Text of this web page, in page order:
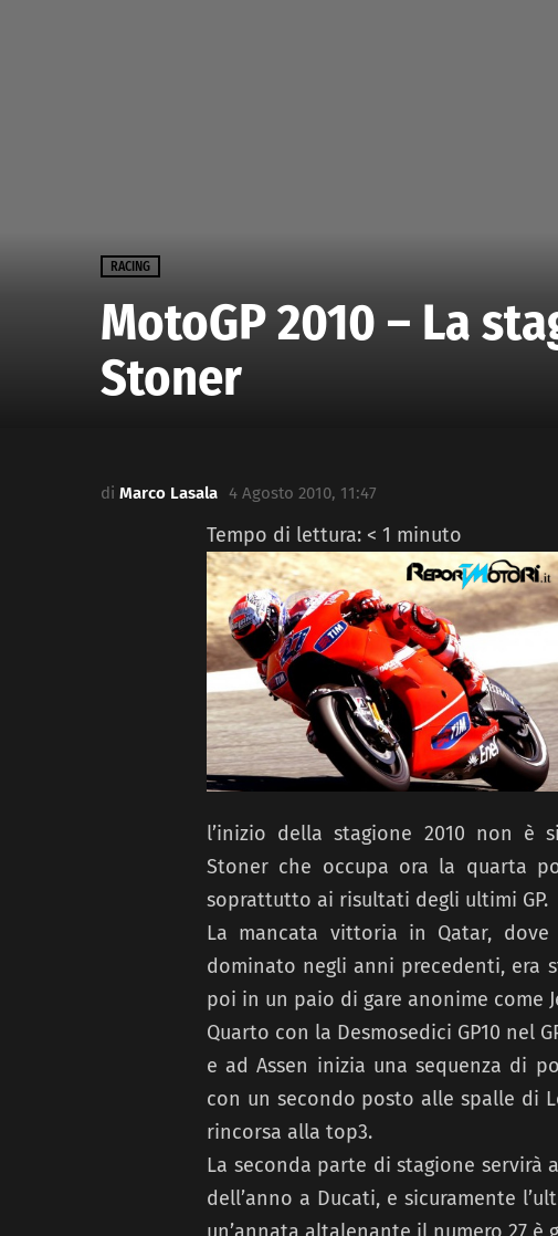
RACING
MotoGP 2010 – La
Stoner
di Marco Lasala 4 Agosto 2010, 11:47
Tempo di lettura: < 1 minuto
l’inizio della stagione 2010 non è
Stoner che occupa ora la quarta
soprattutto ai risultati degli ultimi GP.
La mancata vittoria in Qatar, dove
dominato negli anni precedenti, era
poi in un paio di gare anonime come
Quarto con la Desmosedici GP10 nel
e ad Assen inizia una sequenza di
con un secondo posto alle spalle di
rincorsa alla top3.
La seconda parte di stagione servirà
dell’anno a Ducati, e sicuramente
un’annata altalenante il numero 27 è